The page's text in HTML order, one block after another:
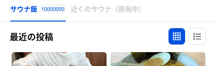
サウナ飯 10000000 近くのサウナ（開発中）
最近の投稿